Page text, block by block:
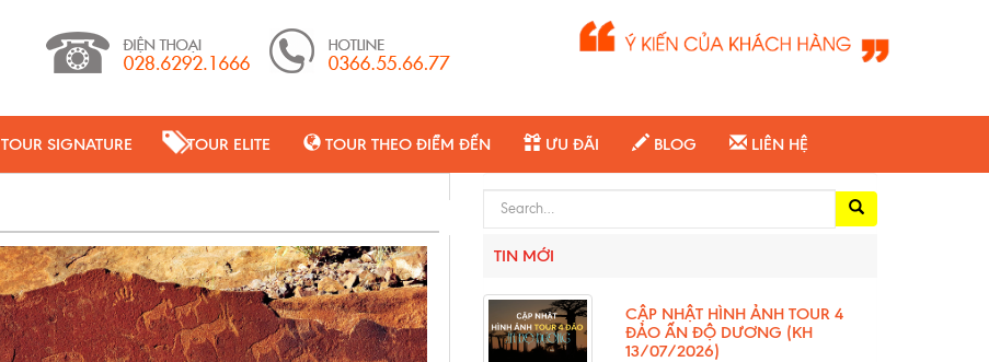
TOUR SIGNATURE TOUR ELITE TOUR THEO ĐIỂM ĐẾN ƯU ĐÃI BLOG LIÊN HỆ
Search for:
TIN MỚI
CẬP NHẬT HÌNH ẢNH TOUR 4
ĐẢO ẤN ĐỘ DƯƠNG (KH
13/07/2026)